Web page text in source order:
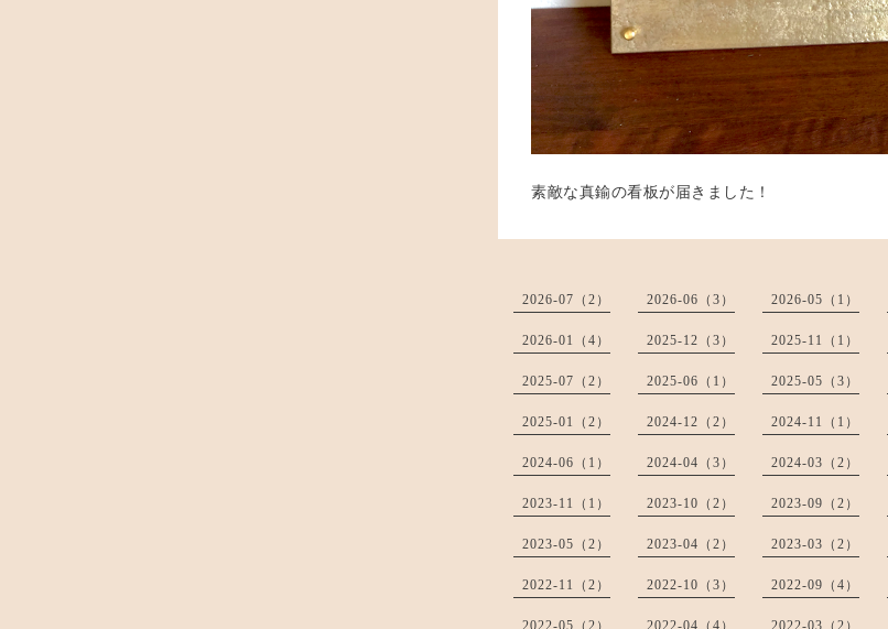
素敵な真鍮の看板が届きました！
2026-07（2） 2026-06（3） 2026-05（1）
2026-01（4） 2025-12（3） 2025-11（1）
2025-07（2） 2025-06（1） 2025-05（3）
2025-01（2） 2024-12（2） 2024-11（1）
2024-06（1） 2024-04（3） 2024-03（2）
2023-11（1） 2023-10（2） 2023-09（2）
2023-05（2） 2023-04（2） 2023-03（2）
2022-11（2） 2022-10（3） 2022-09（4）
2022-05（2） 2022-04（4） 2022-03（2）